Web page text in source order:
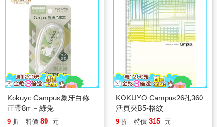
Kokuyo Campus象牙白修
正帶8m－綠兔
9 折 特價 89 元
KOKUYO Campus26孔360
活頁夾B5-格紋
9 折 特價 315 元